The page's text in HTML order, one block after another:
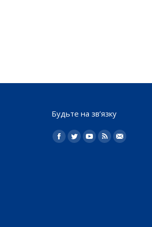
Будьте на зв’язку
Найдите нас:
Facebook
TwitterYouTube
Rss